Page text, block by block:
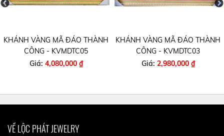
KHÁNH VÀNG MÃ ĐÁO THÀNH
CÔNG - KVMDTC05
Giá: 4,080,000 ₫
KHÁNH VÀNG MÃ ĐÁO THÀNH
CÔNG - KVMDTC03
Giá: 2,980,000 ₫
VỀ LỘC PHÁT JEWELRY